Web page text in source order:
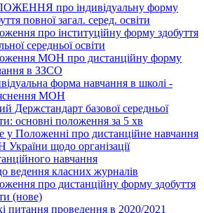
про індивідуальну форму
повної загал. серед. освіти
про інституційну форму здобуття
середньої освіти
МОН про дистанційну форму
в ЗЗСО
форма навчання в школі -
МОН
Держстандарт базової середньої
основні положення за 5 хв
у Положенні про дистанційне навчання
щодо організації
навчання
ведення класних журналів
про дистанційну форму здобуття
(нове)
питання проведення в 2020/2021